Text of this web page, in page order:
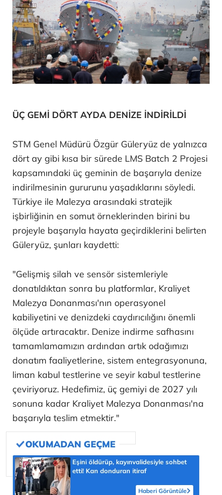
ÜÇ GEMİ DÖRT AYDA DENİZE İNDİRİLDİ
STM Genel Müdürü Özgür Güleryüz de yalnızca
dört ay gibi kısa bir sürede LMS Batch 2 Projesi
kapsamındaki üç geminin de başarıyla denize
indirilmesinin gururunu yaşadıklarını söyledi.
Türkiye ile Malezya arasındaki stratejik
işbirliğinin en somut örneklerinden birini bu
projeyle başarıyla hayata geçirdiklerini belirten
Güleryüz, şunları kaydetti:
"Gelişmiş silah ve sensör sistemleriyle
donatıldıktan sonra bu platformlar, Kraliyet
Malezya Donanması'nın operasyonel
kabiliyetini ve denizdeki caydırıcılığını önemli
ölçüde artıracaktır. Denize indirme safhasını
tamamlamamızın ardından artık odağımızı
donatım faaliyetlerine, sistem entegrasyonuna,
liman kabul testlerine ve seyir kabul testlerine
çeviriyoruz. Hedefimiz, üç gemiyi de 2027 yılı
sonuna kadar Kraliyet Malezya Donanması'na
başarıyla teslim etmektir."
Eşini öldürüp, kayınvalidesiyle sohbet
etti! Kan donduran itiraf
Haberi Görüntüle